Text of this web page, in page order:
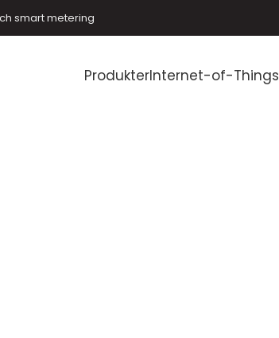
smart metering
ProdukterInternet-of-Things